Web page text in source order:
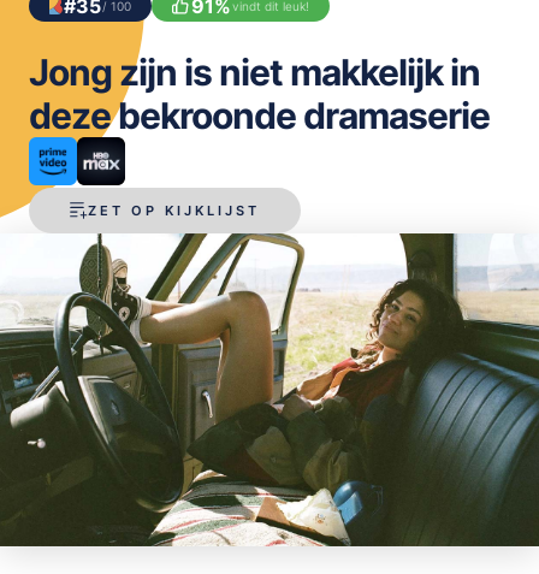
#35/ 100 91%vindt dit leuk!
ZET OP KIJKLIJST
Jong zijn is niet makkelijk in
deze bekroonde dramaserie